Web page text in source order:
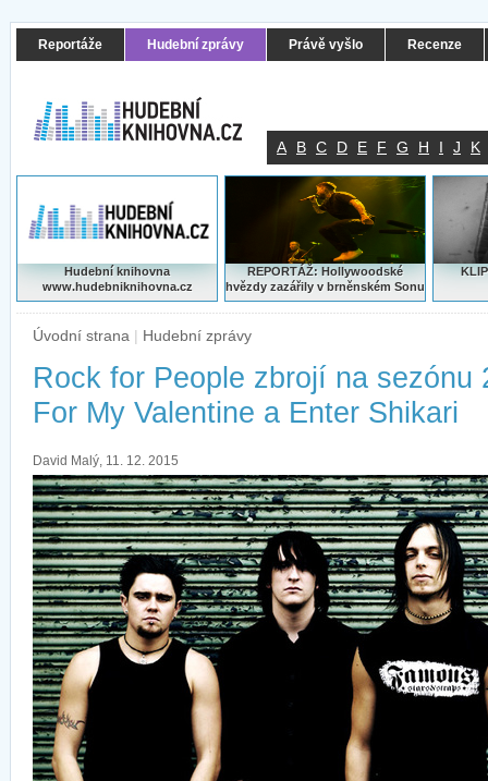
Reportáže Hudební zprávy Právě vyšlo Recenze
A B C D E F G H I J K
Hudební knihovna
www.hudebniknihovna.cz
REPORTÁŽ: Hollywoodské
hvězdy zazářily v brněnském Sonu
Úvodní strana | Hudební zprávy
Rock for People zbrojí na sezónu
For My Valentine a Enter Shikari
David Malý, 11. 12. 2015